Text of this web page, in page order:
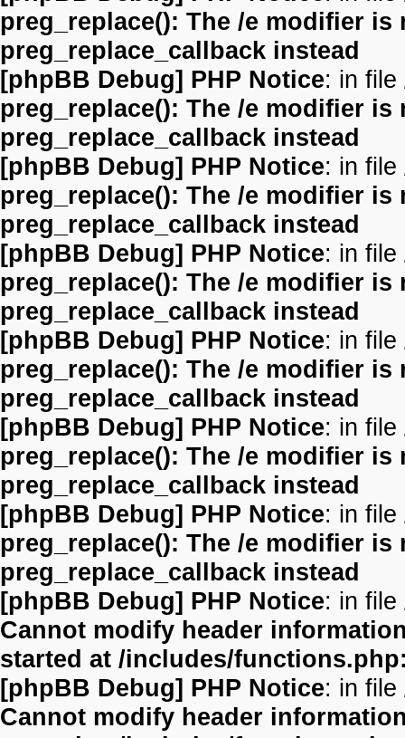
preg_replace(): The /e modifier
preg_replace_callback instead
[phpBB Debug] PHP Notice: in file
preg_replace(): The /e modifier
preg_replace_callback instead
[phpBB Debug] PHP Notice: in file
preg_replace(): The /e modifier
preg_replace_callback instead
[phpBB Debug] PHP Notice: in file
preg_replace(): The /e modifier
preg_replace_callback instead
[phpBB Debug] PHP Notice: in file
preg_replace(): The /e modifier
preg_replace_callback instead
[phpBB Debug] PHP Notice: in file
preg_replace(): The /e modifier
preg_replace_callback instead
[phpBB Debug] PHP Notice: in file
preg_replace(): The /e modifier
preg_replace_callback instead
[phpBB Debug] PHP Notice: in file
Cannot modify header
started at /includes/
[phpBB Debug] PHP Notice: in file
Cannot modify header